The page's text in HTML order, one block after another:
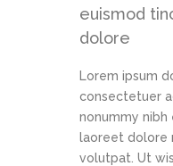
euismod
dolore
Lorem ipsum
consectetuer
nonummy
laoreet dolore
volutpat. Ut